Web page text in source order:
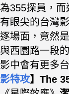
為355探員，而
有眼尖的台灣
逐場面，竟然
與西園路一段
影中會有更多
影特攻】The